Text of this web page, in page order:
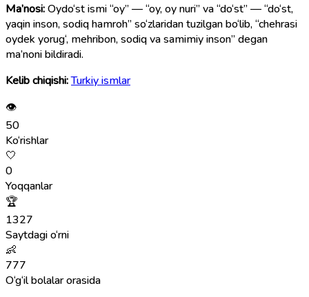
Ma’nosi:Oydo‘st ismi “oy” — “oy, oy nuri” va “do‘st” — “do‘st,
yaqin inson, sodiq hamroh” so‘zlaridan tuzilgan bo‘lib, “chehrasi
oydek yorug‘, mehribon, sodiq va samimiy inson” degan
ma’noni bildiradi.
Kelib chiqishi:Turkiy ismlar
👁
50
Ko‘rishlar
🤍
0
Yoqqanlar
🏆
1327
Saytdagi o‘rni
👶
777
O‘g‘il bolalar orasida